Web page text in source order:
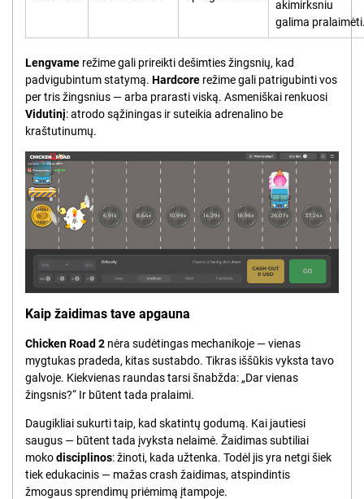
akimirksniu
galima
Lengvame režime gali prireikti dešimties žingsnių, kad
padvigubintum statymą. Hardcore režime gali patrigubinti vos
per tris žingsnius — arba prarasti viską. Asmeniškai renkuosi
Vidutinį: atrodo sąžiningas ir suteikia adrenalino be
kraštutinumų.
Kaip žaidimas tave apgauna
Chicken Road 2 nėra sudėtingas mechanikoje — vienas
mygtukas pradeda, kitas sustabdo. Tikras iššūkis vyksta tavo
galvoje. Kiekvienas raundas tarsi šnabžda: „Dar vienas
žingsnis?“ Ir būtent tada pralaimi.
Daugikliai sukurti taip, kad skatintų godumą. Kai jautiesi
saugus — būtent tada įvyksta nelaimė. Žaidimas subtiliai
mokodisciplinos: žinoti, kada užtenka. Todėl jis yra netgi šiek
tiek edukacinis — mažas crash žaidimas, atspindintis
žmogaus sprendimų priėmimą įtampoje.